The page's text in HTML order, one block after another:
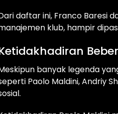
daftar ini, Franco Baresi
klub, hampir
banyak legenda
Paolo Maldini, Andriy